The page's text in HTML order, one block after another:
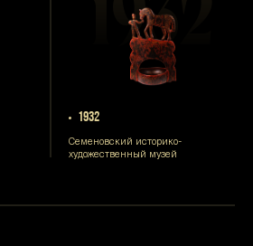
1932
Семеновский историко-
художественный музей